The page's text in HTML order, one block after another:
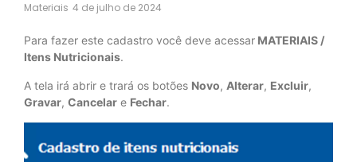
Materiais 4 de julho de 2024
Para fazer este cadastro você deve acessar MATERIAIS /
Itens Nutricionais.
A tela irá abrir e trará os botões Novo, Alterar, Excluir,
Gravar, Cancelar e Fechar.